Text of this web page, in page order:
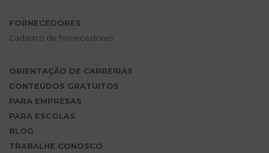
FORNECEDORES
Cadastro de fornecedores
ORIENTAÇÃO DE CARREIRAS
CONTEÚDOS GRATUITOS
PARA EMPRESAS
PARA ESCOLAS
BLOG
TRABALHE CONOSCO